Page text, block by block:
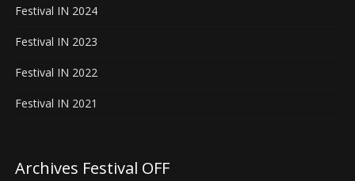
Festival IN 2024
Festival IN 2023
Festival IN 2022
Festival IN 2021
Archives Festival OFF